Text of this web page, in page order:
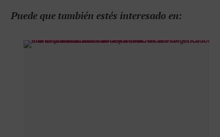
Puede que también estés interesado en: